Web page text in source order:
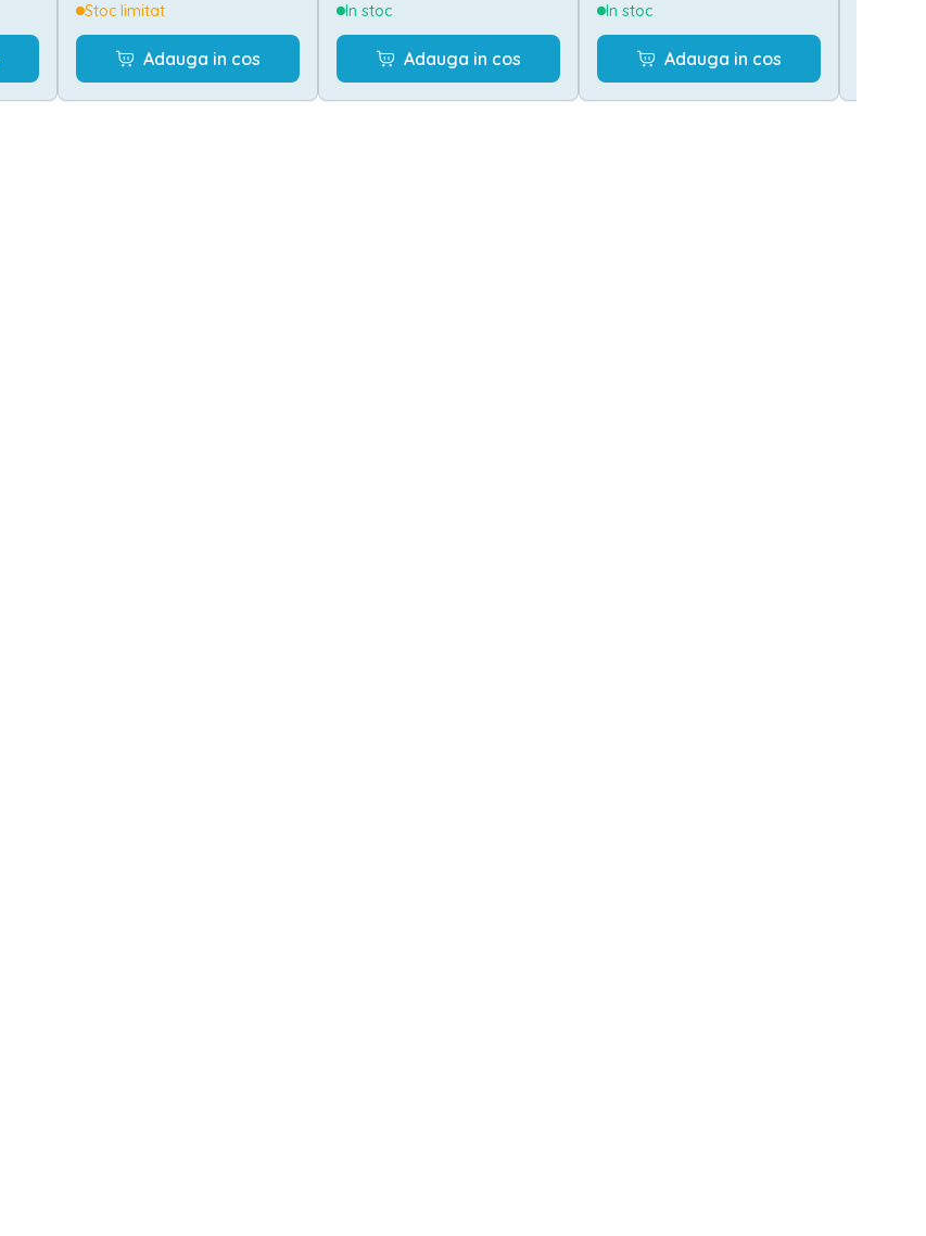
Stoc limitat
Adauga in cos
In stoc
Adauga in cos
In stoc
Adauga in cos